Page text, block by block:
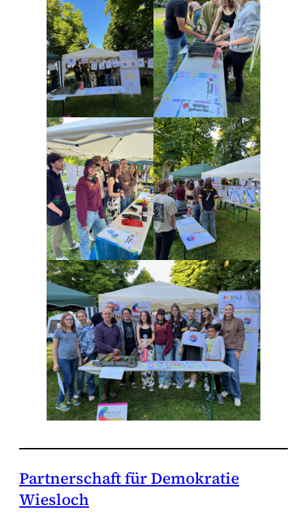
Partnerschaft für Demokratie
Wiesloch